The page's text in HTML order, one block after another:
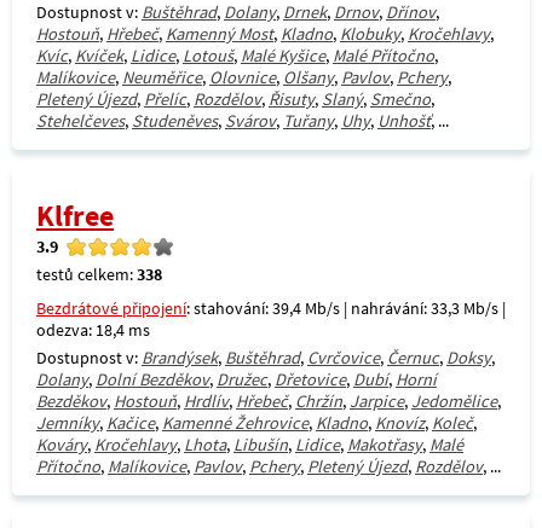
Dostupnost v: Buštěhrad, Dolany, Drnek, Drnov, Dřínov,
Hostouň, Hřebeč, Kamenný Most, Kladno, Klobuky, Kročehlavy,
Kvíc, Kvíček, Lidice, Lotouš, Malé Kyšice, Malé Přítočno,
Malíkovice, Neuměřice, Olovnice, Olšany, Pavlov, Pchery,
Pletený Újezd, Přelíc, Rozdělov, Řisuty, Slaný, Smečno,
Stehelčeves, Studeněves, Svárov, Tuřany, Uhy, Unhošť, ...
Klfree
3.9
testů celkem:338
Bezdrátové připojení: stahování: 39,4 Mb/s | nahrávání: 33,3 Mb/s |
odezva: 18,4 ms
Dostupnost v: Brandýsek, Buštěhrad, Cvrčovice, Černuc, Doksy,
Dolany, Dolní Bezděkov, Družec, Dřetovice, Dubí, Horní
Bezděkov, Hostouň, Hrdlív, Hřebeč, Chržín, Jarpice, Jedomělice,
Jemníky, Kačice, Kamenné Žehrovice, Kladno, Knovíz, Koleč,
Kováry, Kročehlavy, Lhota, Libušín, Lidice, Makotřasy, Malé
Přítočno, Malíkovice, Pavlov, Pchery, Pletený Újezd, Rozdělov, ...